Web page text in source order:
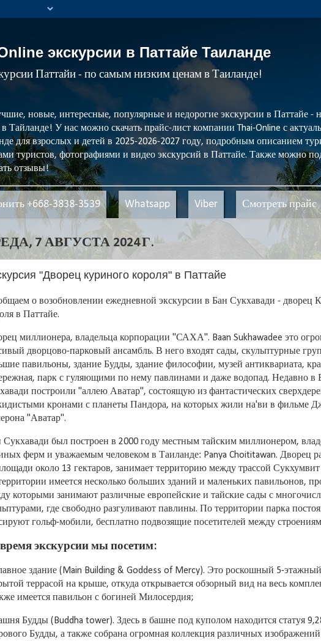
экскурсии в Паттайе Таиланде
Паттайи - по самым низким ценам в Таиланде!
новые, интересные, популярные и недорогие экскурсии в Паттайе
Тайланде! У нас можно скачать прайс-лист компании Thai-Online с
для взрослых и детей в 2025-2026-2027 году, подробным описанием
туристов, фотографиями и видео экскурсий в Паттайе. Также можно
отзывы!
+668-3838-3539 Whatsapp Viber Смотреть прайс
7 АВГУСТА 2024 Г.
"Дворец куриного короля" в Паттайе
о возобновлении ежедневной экскурсии в Бан Сукхавади - дворец
в Паттайе.
миллионера, владельца корпорации "САХА". Baan Sukhawadee это
дворцово-парковый ансамбль. В него входят сады, скульптурные
павильоны, здание Будды, здание философии, музей антиквариата,
парк с гуляющими по нему павлинами и даже водопад. Недавно в
построили "аллею Аватар", состоящую из фантастических
кронами с планеты Пандора, на которых жили на'ви в фильме
"Аватар".
Сукхавади был построен в 2000 году местным тайским миллионером,
ферм и уважаемым человеком в Таиланде: Panya Choititawan. Дворец
около 13 гектаров, занимает территорию между трассой
имеется несколько больших зданий и маленьких павильонов,
которыми занимают различные европейские и тайские сады с
где свободно разгуливают павлины. По территории парка
гольф-мобили, бесплатно подвозящие посетителей между
экскурсии мы посетим:
здание (Main Building & Goddess of Mercy). Это роскошный 5-
террасой на крыше, откуда открывается обзорный вид на весь
имеется павильон с богиней Милосердия;
Будды (Buddha tower). Здесь в башне под куполом находится статуя
Будды, а также собрана огромная коллекция различных